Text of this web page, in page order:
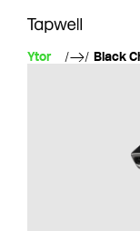
Ytor Black